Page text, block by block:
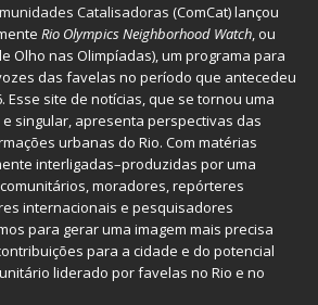
Catalisadoras (ComCat) lançou
Rio Olympics Neighborhood Watch, ou
Olho nas Olimpíadas), um programa para
das favelas no período que antecedeu
Esse site de notícias, que se tornou uma
singular, apresenta perspectivas das
urbanas do Rio. Com matérias
interligadas–produzidas por uma
moradores, repórteres
internacionais e pesquisadores
para gerar uma imagem mais precisa
para a cidade e do potencial
liderado por favelas no Rio e no